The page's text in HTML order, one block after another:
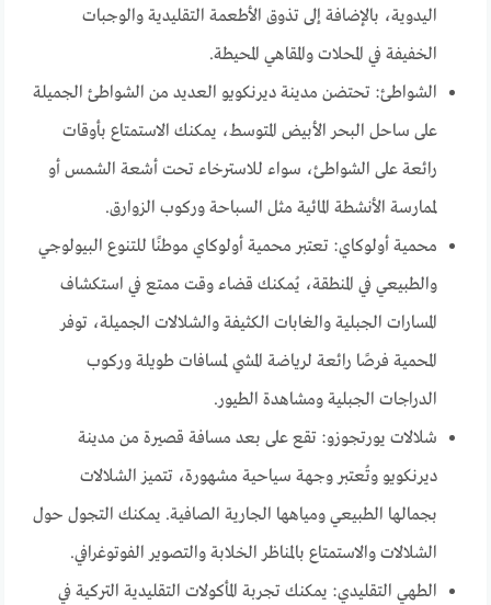
اليدوية، بالإضافة إلى تذوق الأطعمة التقليدية والوجبات
الخفيفة في المحلات والمقاهي المحيطة.
الشواطئ: تحتضن مدينة ديرنكويو العديد من الشواطئ الجميلة
على ساحل البحر الأبيض المتوسط، يمكنك الاستمتاع بأوقات
رائعة على الشواطئ، سواء للاسترخاء تحت أشعة الشمس أو
لممارسة الأنشطة المائية مثل السباحة وركوب الزوارق.
محمية أولوكاي: تعتبر محمية أولوكاي موطنًا للتنوع البيولوجي
والطبيعي في المنطقة، يُمكنك قضاء وقت ممتع في استكشاف
المسارات الجبلية والغابات الكثيفة والشلالات الجميلة، توفر
المحمية فرصًا رائعة لرياضة المشي لمسافات طويلة وركوب
الدراجات الجبلية ومشاهدة الطيور.
شلالات يورتجوزو: تقع على بعد مسافة قصيرة من مدينة
ديرنكويو وتُعتبر وجهة سياحية مشهورة، تتميز الشلالات
بجمالها الطبيعي ومياهها الجارية الصافية. يمكنك التجول حول
الشلالات والاستمتاع بالمناظر الخلابة والتصوير الفوتوغرافي.
الطهي التقليدي: يمكنك تجربة المأكولات التقليدية التركية في